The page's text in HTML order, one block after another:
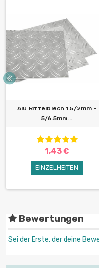
Alu Riffelblech 1.5/2mm -
5/6.5mm...
1,43 €
EINZELHEITEN
Bewertungen
Sei der Erste, der deine